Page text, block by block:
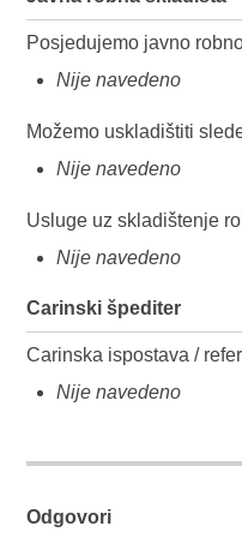
Posjedujemo javno
Nije navedeno
Možemo uskladištiti
Nije navedeno
Usluge uz skladištenje
Nije navedeno
Carinski špediter
Carinska ispostava /
Nije navedeno
Odgovori